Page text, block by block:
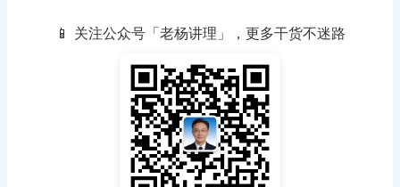
📱 关注公众号「老杨讲理」，更多干货不迷路